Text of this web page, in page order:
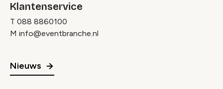
Klantenservice
T 088 8860100
M info@eventbranche.nl
Nieuws